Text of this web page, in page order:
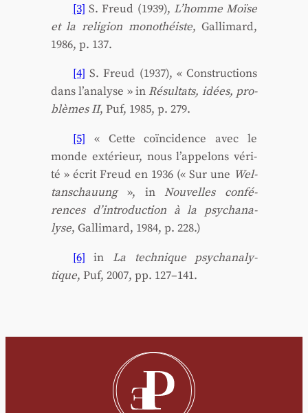
[3] S. Freud (1939), L’homme Moïse
et la reli­gion mono­théiste, Gal­li­mard,
1986, p. 137.
[4] S. Freud (1937), « Construc­tions
dans l’analyse » in Résul­tats, idées, pro­
blèmes II, Puf, 1985, p. 279.
[5] « Cette coïn­ci­dence avec le
monde exté­rieur, nous l’appelons véri­
té » écrit Freud en 1936 (« Sur une Wel­
tan­schauung », inNou­velles confé­
rences d’introduction à la psy­cha­na­
lyse, Gal­li­mard, 1984, p. 228.)
[6] in La tech­nique psy­cha­na­ly­
tique, Puf, 2007, pp. 127–141.